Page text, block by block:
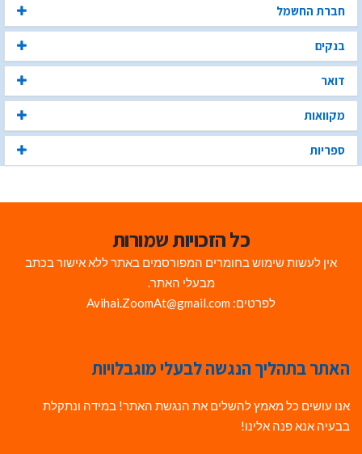
חברת החשמל
בנקים
דואר
מקוואות
ספריות
כל הזכויות שמורות
אין לעשות שימוש בחומרים המפורסמים באתר ללא אישור בכתב
מבעלי האתר.
לפרטים: Avihai.ZoomAt@gmail.com
האתר בתהליך הנגשה לבעלי מוגבלויות
אנו עושים כל מאמץ להשלים את הנגשת האתר! במידה ונתקלת
בבעיה אנא פנה אלינו!